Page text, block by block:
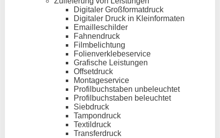
Digitaler Großformatdruck
Digitaler Druck in Kleinformaten
Emailleschilder
Fahnendruck
Filmbelichtung
Folienverklebeservice
Grafische Leistungen
Offsetdruck
Montageservice
Profilbuchstaben unbeleuchtet
Profilbuchstaben beleuchtet
Siebdruck
Tampondruck
Textildruck
Transferdruck